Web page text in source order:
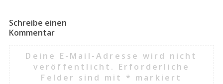
Schreibe einen
Kommentar
Deine E-Mail-Adresse wird nicht
veröffentlicht. Erforderliche
Felder sind mit * markiert